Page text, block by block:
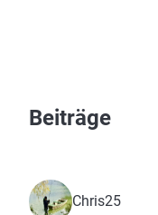
Beiträge
Chris25